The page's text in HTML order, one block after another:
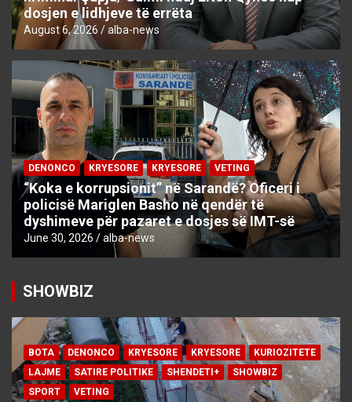
dosjen e lidhjeve të errëta
August 6, 2026 alba-news
DENONCO KRYESORE KRYESORE VETING
“Koka e korrupsionit” në Sarandë? Oficeri i
policisë Mariglen Basho në qendër të
dyshimeve për pazaret e dosjes së IMT-së
June 30, 2026 alba-news
SHOWBIZ
BOTA DENONCO KRYESORE KRYESORE
KURIOZITETE
LAJME
SATIRE POLITIKE SHENDETI+
SHOWBIZ
SPORT
VETING